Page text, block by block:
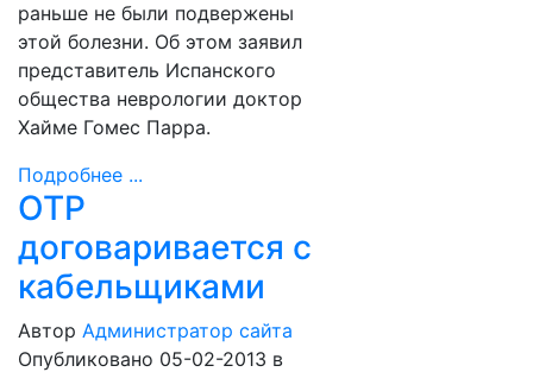
раньше не были подвержены
этой болезни. Об этом заявил
представитель Испанского
общества неврологии доктор
Хайме Гомес Парра.
Подробнее ...
ОТР
договаривается с
кабельщиками
Автор Администратор сайта
Опубликовано 05-02-2013 в